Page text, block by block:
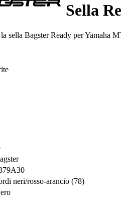
Sella
sella Bagster Ready per Yamaha
neri/rosso-arancio (78)